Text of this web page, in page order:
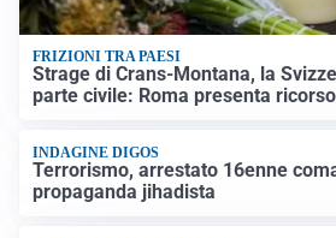
FRIZIONI TRA PAESI
Strage di Crans-Montana, la
parte civile: Roma presenta ricorso
INDAGINE DIGOS
Terrorismo, arrestato 16enne
propaganda jihadista